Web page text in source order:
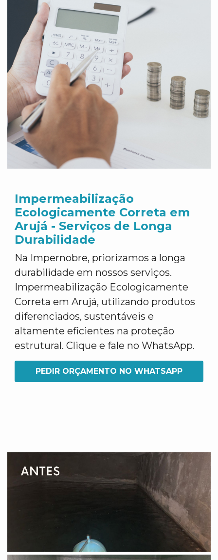
Impermeabilização
Ecologicamente Correta em
Arujá - Serviços de Longa
Durabilidade
Na Impernobre, priorizamos a longa
durabilidade em nossos serviços.
Impermeabilização Ecologicamente
Correta em Arujá, utilizando produtos
diferenciados, sustentáveis e
altamente eficientes na proteção
estrutural. Clique e fale no WhatsApp.
PEDIR ORÇAMENTO NO WHATSAPP